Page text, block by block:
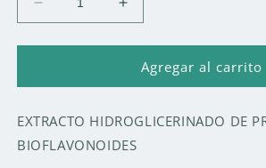
Reducir
cantidad
para
EXTRACTO
50
ML
Aumentar
cantidad
para
APROLIS
EXTRACTO
50
ML
Agregar al carrito
EXTRACTO HIDROGLICERINADO DE
BIOFLAVONOIDES